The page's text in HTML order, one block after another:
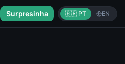
Surpresinha 🇧🇷 PT EN